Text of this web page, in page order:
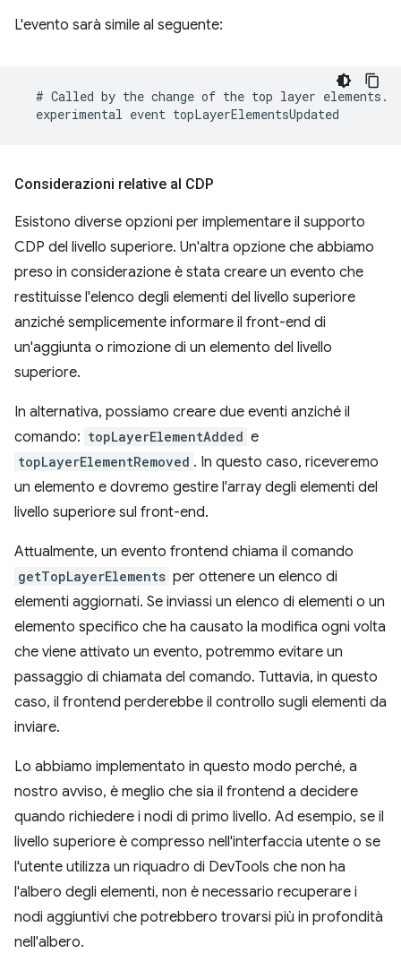
L'evento sarà simile al seguente:
Considerazioni relative al CDP
Esistono diverse opzioni per implementare il supporto
CDP del livello superiore. Un'altra opzione che abbiamo
preso in considerazione è stata creare un evento che
restituisse l'elenco degli elementi del livello superiore
anziché semplicemente informare il front-end di
un'aggiunta o rimozione di un elemento del livello
superiore.
In alternativa, possiamo creare due eventi anziché il
comando: topLayerElementAdded e
topLayerElementRemoved . In questo caso, riceveremo
un elemento e dovremo gestire l'array degli elementi del
livello superiore sul front-end.
Attualmente, un evento frontend chiama il comando
getTopLayerElements per ottenere un elenco di
elementi aggiornati. Se inviassi un elenco di elementi o un
elemento specifico che ha causato la modifica ogni volta
che viene attivato un evento, potremmo evitare un
passaggio di chiamata del comando. Tuttavia, in questo
caso, il frontend perderebbe il controllo sugli elementi da
inviare.
Lo abbiamo implementato in questo modo perché, a
nostro avviso, è meglio che sia il frontend a decidere
quando richiedere i nodi di primo livello. Ad esempio, se il
livello superiore è compresso nell'interfaccia utente o se
l'utente utilizza un riquadro di DevTools che non ha
l'albero degli elementi, non è necessario recuperare i
nodi aggiuntivi che potrebbero trovarsi più in profondità
nell'albero.